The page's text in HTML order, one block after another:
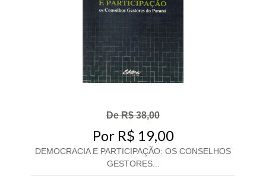
De R$ 38,00
Por R$ 19,00
DEMOCRACIA E PARTICIPAÇÃO: OS CONSELHOS
GESTORES...